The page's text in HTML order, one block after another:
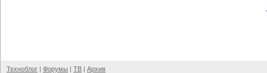
Техноблог | Форумы | ТВ | Архив